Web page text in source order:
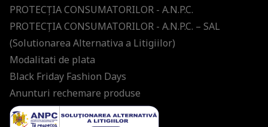
PROTECŢIA CONSUMATORILOR - A.N.P.C.
PROTECŢIA CONSUMATORILOR - A.N.P.C. – SAL
(Solutionarea Alternativa a Litigiilor)
Modalitati de plata
Black Friday Fashion Days
Anunturi rechemare produse